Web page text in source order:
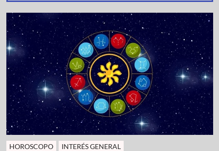
HOROSCOPO INTERÉS GENERAL